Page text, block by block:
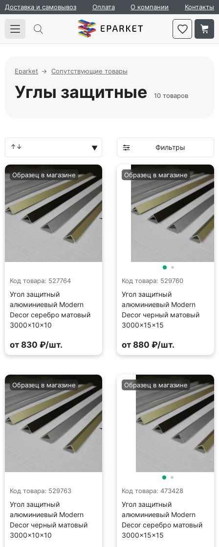
Доставка и самовывоз Оплата О компании Контакты
Eparket Сопутствующие товары
Углы защитные 10 товаров
Фильтры
Код товара: 527764
Угол защитный
алюминиевый Modern
Decor серебро матовый
3000×10×10
Образец в магазине
от 830 ₽/шт.
Код товара: 529760
Угол защитный
алюминиевый Modern
Decor черный матовый
3000×15×15
Образец в магазине
от 880 ₽/шт.
Код товара: 529763
Угол защитный
алюминиевый Modern
Decor черный матовый
3000×10×10
Образец в магазине
Код товара: 473428
Угол защитный
алюминиевый Modern
Decor серебро матовый
3000×15×15
Образец в магазине